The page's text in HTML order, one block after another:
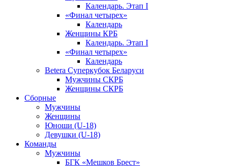
Календарь. Этап I
«Финал четырех»
Календарь
Женщины КРБ
Календарь. Этап I
«Финал четырех»
Календарь
Betera Суперкубок Беларуси
Мужчины СКРБ
Женщины СКРБ
Сборные
Мужчины
Женщины
Юноши (U-18)
Девушки (U-18)
Команды
Мужчины
БГК «Мешков Брест»